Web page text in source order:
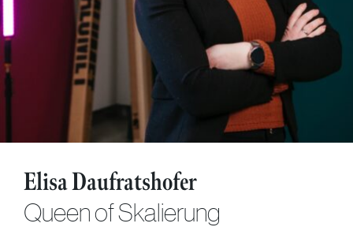
Elisa Daufratshofer
Queen of Skalierung